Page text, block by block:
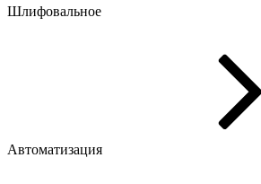
Шлифовальное
Автоматизация